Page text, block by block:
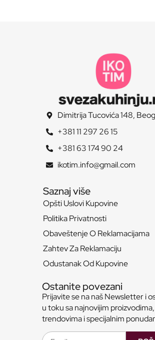
Dimitrija Tucovića 148,
+381 11 297 26 15
+381 63 174 90 24
ikotim.info@gmail.com
Saznaj više
Opšti Uslovi Kupovine
Politika Privatnosti
Obaveštenje O Reklamacijama
Zahtev Za Reklamaciju
Odustanak Od Kupovine
Ostanite povezani
Prijavite se na naš Newsletter i
u toku sa najnovijim proizvodima,
trendovima i specijalnim